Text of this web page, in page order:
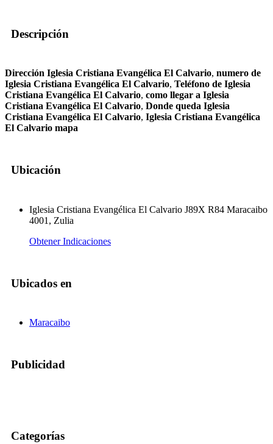
Descripción
Dirección Iglesia Cristiana Evangélica El Calvario, numero de
Iglesia Cristiana Evangélica El Calvario, Teléfono de Iglesia
Cristiana Evangélica El Calvario, como llegar a Iglesia
Cristiana Evangélica El Calvario, Donde queda Iglesia
Cristiana Evangélica El Calvario, Iglesia Cristiana Evangélica
El Calvario mapa
Ubicación
Iglesia Cristiana Evangélica El Calvario J89X R84 Maracaibo
4001, Zulia
Obtener Indicaciones
Ubicados en
Maracaibo
Publicidad
Categorías